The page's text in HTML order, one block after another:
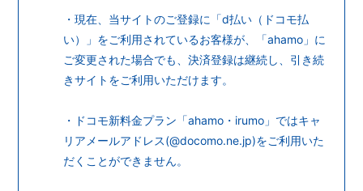
会員登録 ログイン
・現在、当サイトのご登録に「d払い（ドコモ払
い）」をご利用されているお客様が、「ahamo」に
ご変更された場合でも、決済登録は継続し、引き続
きサイトをご利用いただけます。
・ドコモ新料金プラン「ahamo・irumo」ではキャ
リアメールアドレス(@docomo.ne.jp)をご利用いた
だくことができません。